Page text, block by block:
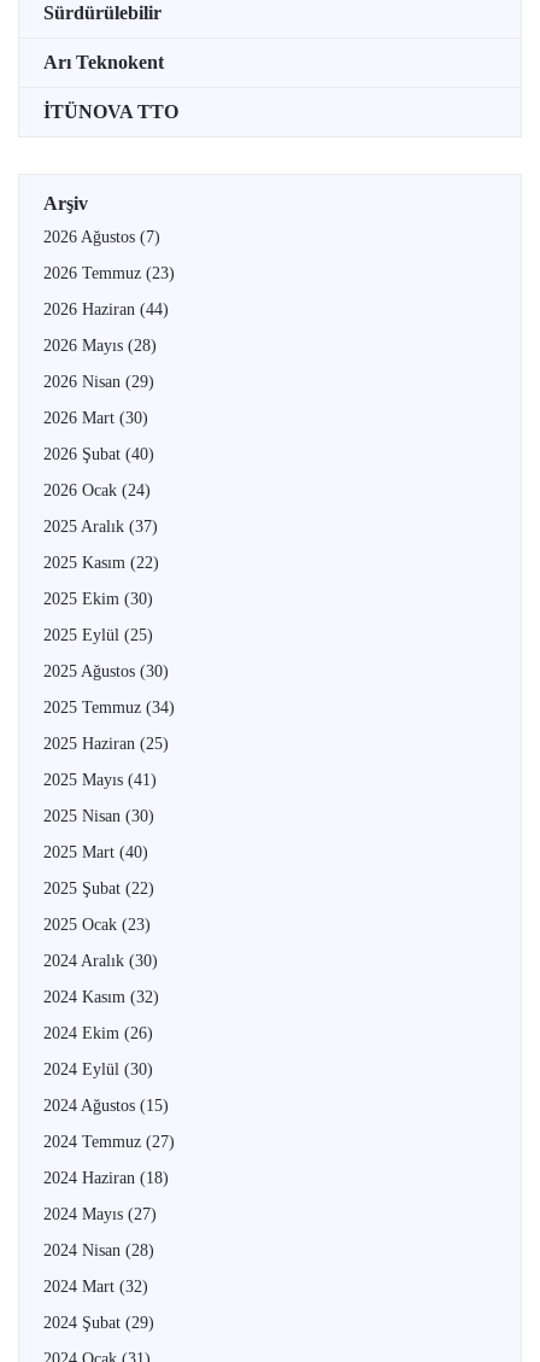
Sürdürülebilir
Arı Teknokent
İTÜNOVA TTO
Arşiv
2026 Ağustos (7)
2026 Temmuz (23)
2026 Haziran (44)
2026 Mayıs (28)
2026 Nisan (29)
2026 Mart (30)
2026 Şubat (40)
2026 Ocak (24)
2025 Aralık (37)
2025 Kasım (22)
2025 Ekim (30)
2025 Eylül (25)
2025 Ağustos (30)
2025 Temmuz (34)
2025 Haziran (25)
2025 Mayıs (41)
2025 Nisan (30)
2025 Mart (40)
2025 Şubat (22)
2025 Ocak (23)
2024 Aralık (30)
2024 Kasım (32)
2024 Ekim (26)
2024 Eylül (30)
2024 Ağustos (15)
2024 Temmuz (27)
2024 Haziran (18)
2024 Mayıs (27)
2024 Nisan (28)
2024 Mart (32)
2024 Şubat (29)